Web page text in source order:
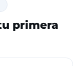
primera